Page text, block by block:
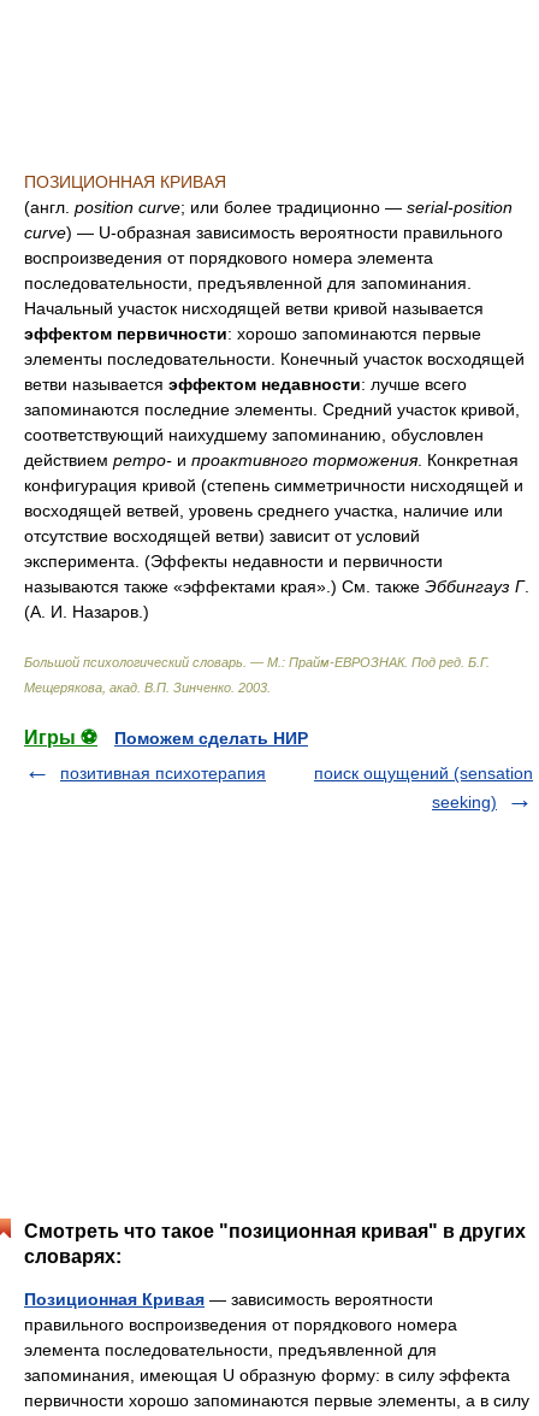
ПОЗИЦИОННАЯ КРИВАЯ
(англ. position curve; или более традиционно — serial-position
curve) — U-образная зависимость вероятности правильного
воспроизведения от порядкового номера элемента
последовательности, предъявленной для запоминания.
Начальный участок нисходящей ветви кривой называется
эффектом первичности: хорошо запоминаются первые
элементы последовательности. Конечный участок восходящей
ветви называется эффектом недавности: лучше всего
запоминаются последние элементы. Средний участок кривой,
соответствующий наихудшему запоминанию, обусловлен
действием ретро- и проактивного торможения. Конкретная
конфигурация кривой (степень симметричности нисходящей и
восходящей ветвей, уровень среднего участка, наличие или
отсутствие восходящей ветви) зависит от условий
эксперимента. (Эффекты недавности и первичности
называются также «эффектами края».) См. также Эббингауз Г.
(А. И. Назаров.)
Большой психологический словарь. — М.: Прайм-ЕВРОЗНАК. Под ред. Б.Г.
Мещерякова, акад. В.П. Зинченко 2003
Игры ⚽
Поможем сделать НИР
позитивная психотерапия
поиск ощущений (sensation
seeking)
Смотреть что такое "позиционная кривая" в других
словарях:
Позиционная Кривая — зависимость вероятности
правильного воспроизведения от порядкового номера
элемента последовательности, предъявленной для
запоминания, имеющая U образную форму: в силу эффекта
первичности хорошо запоминаются первые элементы, а в силу